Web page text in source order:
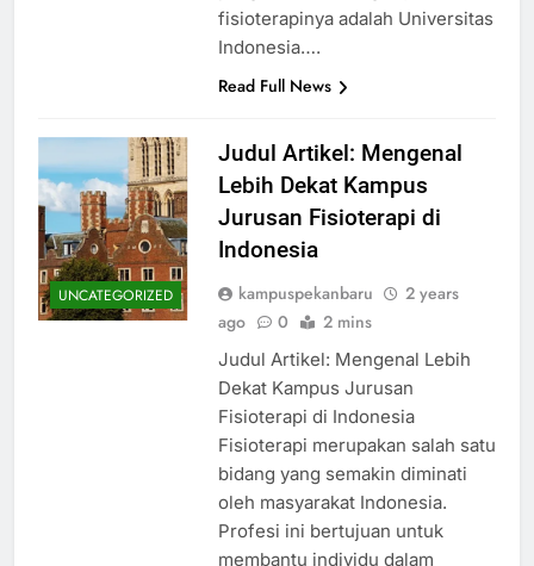
fisioterapinya adalah Universitas
Indonesia….
Read Full News
UNCATEGORIZED
Judul Artikel: Mengenal
Lebih Dekat Kampus
Jurusan Fisioterapi di
Indonesia
kampuspekanbaru
2 years
ago
0 2 mins
Judul Artikel: Mengenal Lebih
Dekat Kampus Jurusan
Fisioterapi di Indonesia
Fisioterapi merupakan salah satu
bidang yang semakin diminati
oleh masyarakat Indonesia.
Profesi ini bertujuan untuk
membantu individu dalam